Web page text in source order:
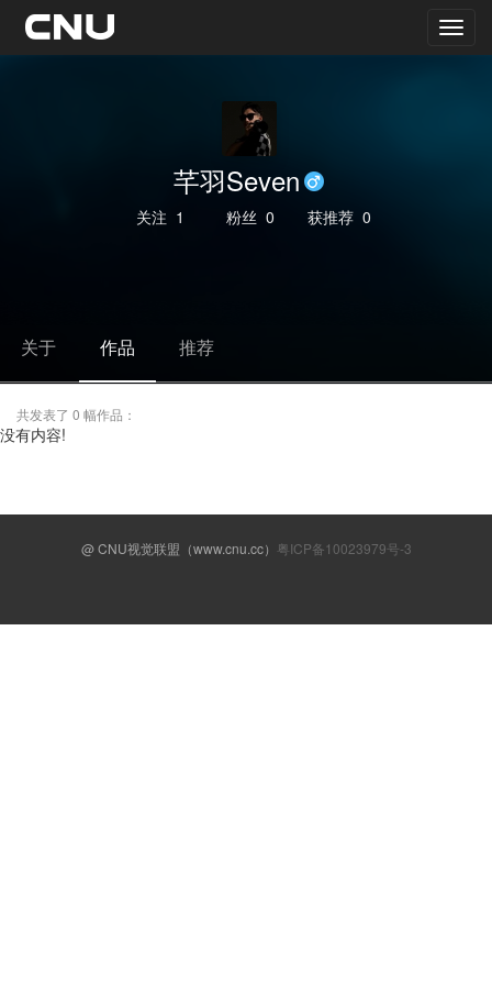
芊羽Seven
关注 1 粉丝 0 获推荐 0
关于 作品 推荐
共发表了 0 幅作品：
没有内容!
@ CNU视觉联盟（www.cnu.cc） 粤ICP备10023979号-3